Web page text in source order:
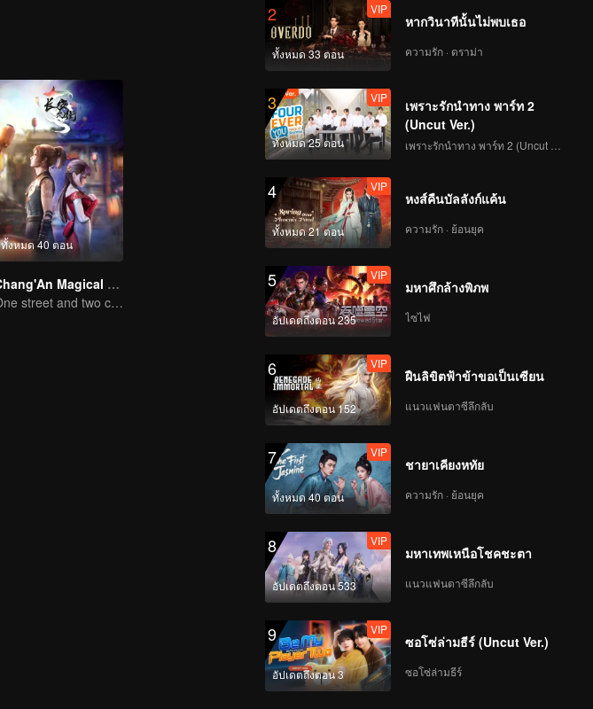
ทั้งหมด 40 ตอน
Chang'An Magical Street
One street and two circles, alternating day and night.
2
ทั้งหมด 33 ตอน
VIP
หากวินาทีนั้นไม่พบเธอ
ความรัก · ดราม่า
3
ทั้งหมด 25 ตอน
VIP
เพราะรักนำทาง พาร์ท 2
(Uncut Ver.)
4
ทั้งหมด 21 ตอน
VIP
หงส์คืนบัลลังก์แค้น
ความรัก · ย้อนยุค
5
อัปเดตถึงตอน 235
VIP
มหาศึกล้างพิภพ
ไซไฟ
6
อัปเดตถึงตอน 152
VIP
ฝืนลิขิตฟ้าข้าขอเป็นเซียน
แนวแฟนตาซีลึกลับ
7
ทั้งหมด 40 ตอน
VIP
ชายาเคียงหทัย
ความรัก · ย้อนยุค
8
อัปเดตถึงตอน 533
VIP
มหาเทพเหนือโชคชะตา
แนวแฟนตาซีลึกลับ
9
อัปเดตถึงตอน 3
VIP
ซอโซ่ล่ามธีร์ (Uncut Ver.)
ซอโซ่ล่ามธีร์